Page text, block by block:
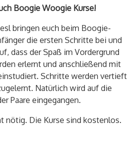
Boogie Woogie Kurse!
bringen euch beim Boogie-
die ersten Schritte bei und
dass der Spaß im Vordergrund
erlernt und anschließend mit
Schritte werden vertieft
Natürlich wird auf die
Paare eingegangen.
nötig. Die Kurse sind kostenlos.